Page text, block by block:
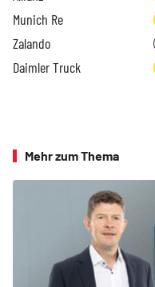
Munich Re
Zalando
Daimler Truck
Mehr zum Thema